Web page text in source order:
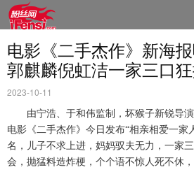
电影《二手杰作》新海
郭麒麟倪虹洁一家三口
2023-10-11
由宁浩、于和伟监制，坏猴子新锐导
电影《二手杰作》今日发布“相亲相爱一家
名 ， 儿子不求上进 ， 妈妈驭夫无力 ，一家
会，抛猛料造炸梗，个个语不惊人死不休